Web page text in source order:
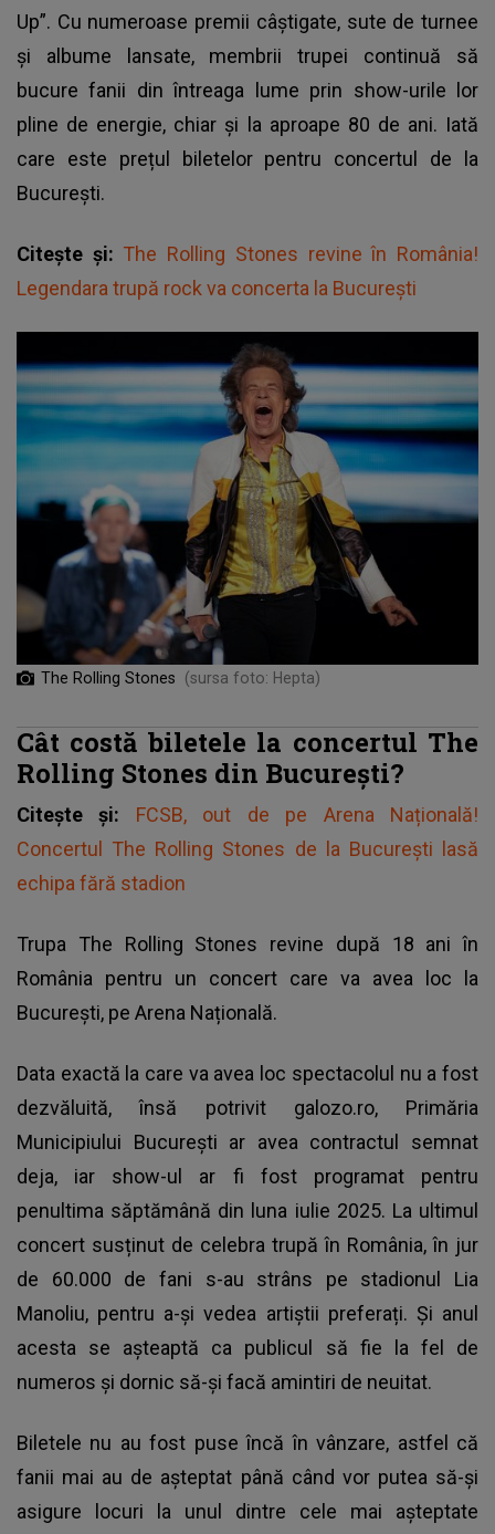
Up”. Cu numeroase premii câștigate, sute de turnee
și albume lansate, membrii trupei continuă să
bucure fanii din întreaga lume prin show-urile lor
pline de energie, chiar și la aproape 80 de ani. Iată
care este prețul biletelor pentru concertul de la
București.
Citește și: The Rolling Stones revine în România!
Legendara trupă rock va concerta la București
The Rolling Stones (sursa foto: Hepta)
Cât costă biletele la concertul The
Rolling Stones din București?
Citește și: FCSB, out de pe Arena Națională!
Concertul The Rolling Stones de la București lasă
echipa fără stadion
Trupa The Rolling Stones revine după 18 ani în
România pentru un concert care va avea loc la
București, pe Arena Națională.
Data exactă la care va avea loc spectacolul nu a fost
dezvăluită, însă potrivit galozo.ro, Primăria
Municipiului București ar avea contractul semnat
deja, iar show-ul ar fi fost programat pentru
penultima săptămână din luna iulie 2025. La ultimul
concert susținut de celebra trupă în România, în jur
de 60.000 de fani s-au strâns pe stadionul Lia
Manoliu, pentru a-și vedea artiștii preferați. Și anul
acesta se așteaptă ca publicul să fie la fel de
numeros și dornic să-și facă amintiri de neuitat.
Biletele nu au fost puse încă în vânzare, astfel că
fanii mai au de așteptat până când vor putea să-și
asigure locuri la unul dintre cele mai așteptate